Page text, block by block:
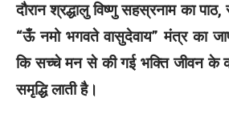
दौरान श्रद्धालु विष्णु सहस्रनाम का
“ऊँ नमो भगवते वासुदेवाय” मंत्र का
कि सच्चे मन से की गई भक्ति जीवन के
समृद्धि लाती है।